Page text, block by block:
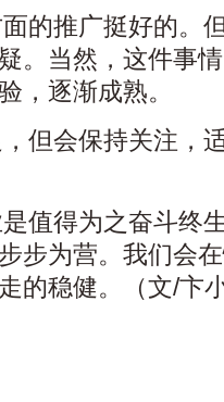
的推广挺好的。
。当然，这件事
，逐渐成熟。
但会保持关注，
值得为之奋斗终
步为营。我们会
的稳健。（文/卞